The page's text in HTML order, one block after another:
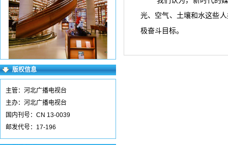
版权信息
主管：河北广播电视台
主办：河北广播电视台
国内刊号：CN 13-0039
邮发代号：17-196
光、空气、土壤和水这些
极奋斗目标。